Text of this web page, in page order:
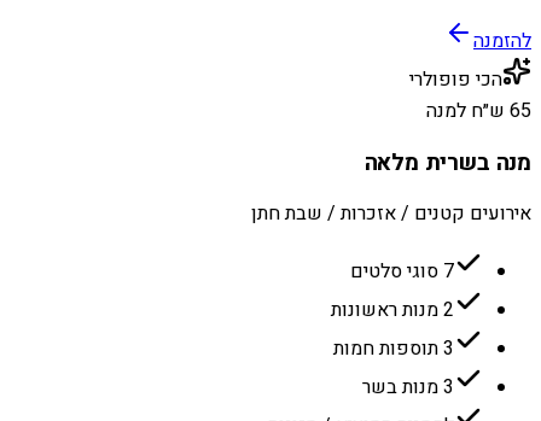
להזמנה
הכי פופולרי
65 ש״ח למנה
מנה בשרית מלאה
אירועים קטנים / אזכרות / שבת חתן
7 סוגי סלטים
2 מנות ראשונות
3 תוספות חמות
3 מנות בשר